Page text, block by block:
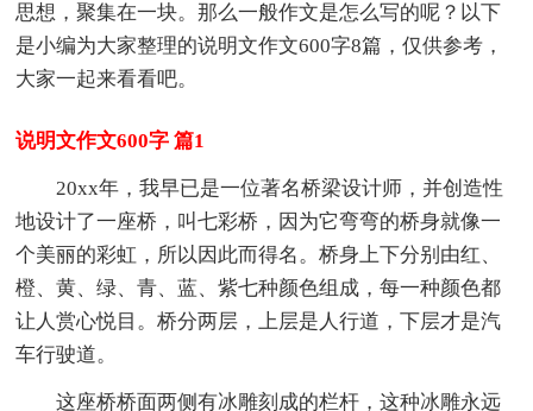
思想，聚集在一块。那么一般作文是怎么写的呢？以下
是小编为大家整理的说明文作文600字8篇，仅供参考，
大家一起来看看吧。
说明文作文600字 篇1
20xx年，我早已是一位著名桥梁设计师，并创造性
地设计了一座桥，叫七彩桥，因为它弯弯的桥身就像一
个美丽的彩虹，所以因此而得名。桥身上下分别由红、
橙、黄、绿、青、蓝、紫七种颜色组成，每一种颜色都
让人赏心悦目。桥分两层，上层是人行道，下层才是汽
车行驶道。
这座桥桥面两侧有冰雕刻成的栏杆，这种冰雕永远